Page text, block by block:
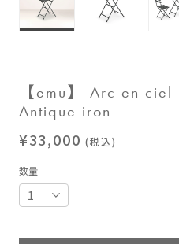
【emu】 Arc en
Antique iron
¥33,000(税込)
数量